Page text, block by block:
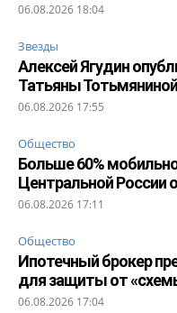
06.08.2026 18:04
Звезды
Алексей Ягудин
Татьяны Тотьмяниной
06.08.2026 17:55
Общество
Больше 60%
Центральной России
06.08.2026 17:11
Общество
Ипотечный брокер
для защиты от
06.08.2026 17:04